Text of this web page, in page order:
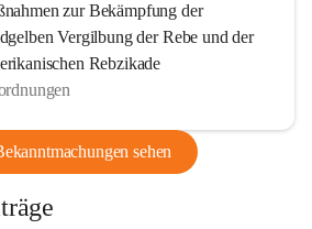
zur Bekämpfung der
Vergilbung der Rebe und der
Rebzikade
sehen